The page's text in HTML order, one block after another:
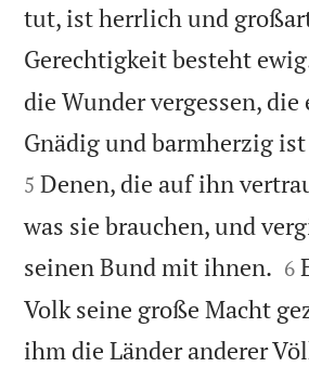
tut, ist herrlich und
Gerechtigkeit besteht
die Wunder vergessen,
Gnädig und barmherzig ist
5 Denen, die auf ihn
was sie brauchen, und
seinen Bund mit ihnen. 

6
Volk seine große Macht
ihm die Länder anderer